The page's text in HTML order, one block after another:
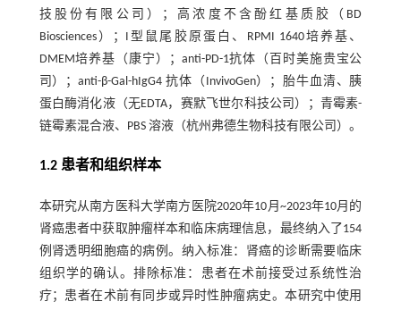
技股份有限公司）；高浓度不含酚红基质胶（BD
Biosciences）；I型鼠尾胶原蛋白、RPMI 1640培养基、
DMEM培养基（康宁）；anti-PD-1抗体（百时美施贵宝公
司）；anti-β-Gal-hIgG4 抗体（InvivoGen）；胎牛血清、胰
蛋白酶消化液（无EDTA，赛默飞世尔科技公司）；青霉素-
链霉素混合液、PBS 溶液（杭州弗德生物科技有限公司）。
1.2 患者和组织样本
本研究从南方医科大学南方医院2020年10月~2023年10月的
肾癌患者中获取肿瘤样本和临床病理信息，最终纳入了154
例肾透明细胞癌的病例。纳入标准：肾癌的诊断需要临床
组织学的确认。排除标准：患者在术前接受过系统性治
疗；患者在术前有同步或异时性肿瘤病史。本研究中使用